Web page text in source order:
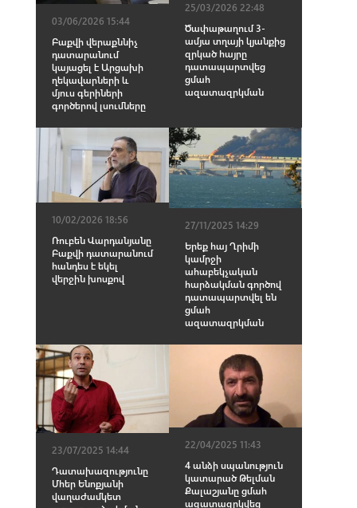
03/06/2026 15:44
Բաքվի վերաքննիչ
դատարանում
կայացել է Արցախի
ղեկավարների և
մյուս գերիների
գործերով լսումները
25/03/2026 22:48
Ծափաթաղում 3-
ամյա տղայի կյանքից
զրկած հայրը
դատապարտվեց
ցմահ
ազատազրկման
10/02/2026 18:56
Ռուբեն Վարդանյանը
Բաքվի դատարանում
հանդես է եկել
վերջին խոսքով
27/11/2025 14:29
Երեք հայ Ղրիմի
կամրջի
ահաբեկչական
հարձակման գործով
դատապարտվել են
ցմահ
ազատազրկման
23/07/2025 14:44
Դատախազությունը
Մհեր Ենոքյանի
վաղաժամկետ
22/04/2025 11:43
4 անձի սպանություն
կատարած Թելման
Քալաշյանը ցմահ
ազատազրկվեց